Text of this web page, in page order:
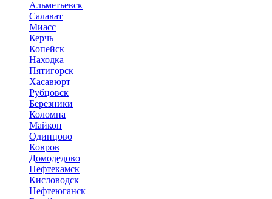
Альметьевск
Салават
Миасс
Керчь
Копейск
Находка
Пятигорск
Хасавюрт
Рубцовск
Березники
Коломна
Майкоп
Одинцово
Ковров
Домодедово
Нефтекамск
Кисловодск
Нефтеюганск